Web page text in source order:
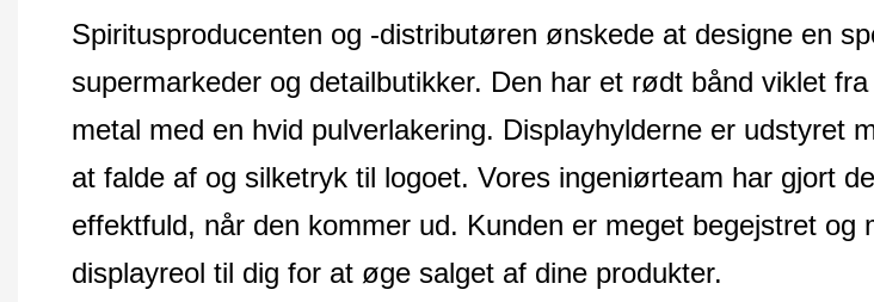
Spiritusproducenten og -distributøren ønskede at designe en
supermarkeder og detailbutikker. Den har et rødt bånd viklet
metal med en hvid pulverlakering. Displayhylderne er udstyret
at falde af og silketryk til logoet. Vores ingeniørteam har gjort
effektfuld, når den kommer ud. Kunden er meget begejstret
displayreol til dig for at øge salget af dine produkter.